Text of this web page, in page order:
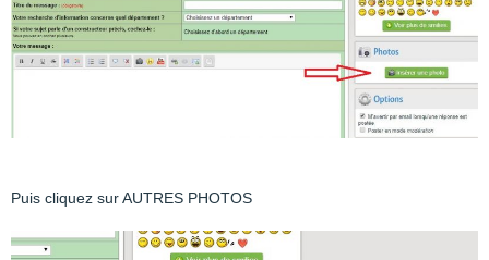
Puis cliquez sur AUTRES PHOTOS